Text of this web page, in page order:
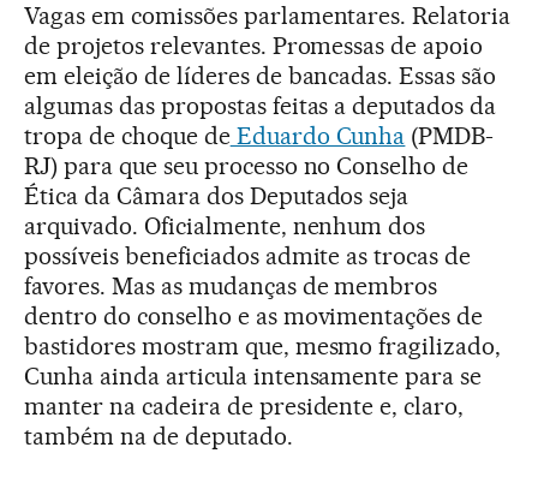
Vagas em comissões parlamentares. Relatoria
de projetos relevantes. Promessas de apoio
em eleição de líderes de bancadas. Essas são
algumas das propostas feitas a deputados da
tropa de choque deEduardo Cunha (PMDB-
RJ) para que seu processo no Conselho de
Ética da Câmara dos Deputados seja
arquivado. Oficialmente, nenhum dos
possíveis beneficiados admite as trocas de
favores. Mas as mudanças de membros
dentro do conselho e as movimentações de
bastidores mostram que, mesmo fragilizado,
Cunha ainda articula intensamente para se
manter na cadeira de presidente e, claro,
também na de deputado.